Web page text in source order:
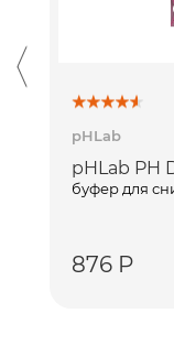
pHLab
pHLab PH
буфер для
876 Р